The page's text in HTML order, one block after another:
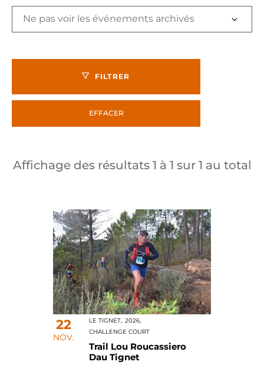
FILTRER
EFFACER
Affichage des résultats 1 à 1 sur 1 au total
LE TIGNET, 2026,
CHALLENGE COURT
Trail Lou Roucassiero
Dau Tignet
22
NOV.